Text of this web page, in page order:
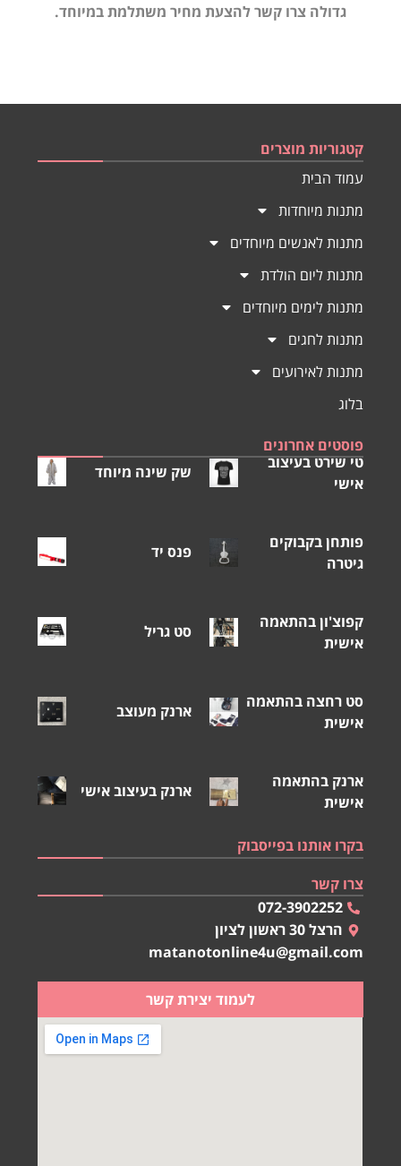
גדולה צרו קשר להצעת מחיר משתלמת במיוחד.
קטגוריות מוצרים
עמוד הבית
מתנות מיוחדות
מתנות לאנשים מיוחדים
מתנות ליום הולדת
מתנות לימים מיוחדים
מתנות לחגים
מתנות לאירועים
בלוג
פוסטים אחרונים
טי שירט בעיצוב
אישי
שק שינה מיוחד
פותחן בקבוקים
גיטרה
פנס יד
קפוצ'ון בהתאמה
אישית
סט גריל
סט רחצה בהתאמה
אישית
ארנק מעוצב
ארנק בהתאמה
אישית
ארנק בעיצוב אישי
בקרו אותנו בפייסבוק
צרו קשר
072-3902252
הרצל 30 ראשון לציון
matanotonline4u@gmail.com
לעמוד יצירת קשר